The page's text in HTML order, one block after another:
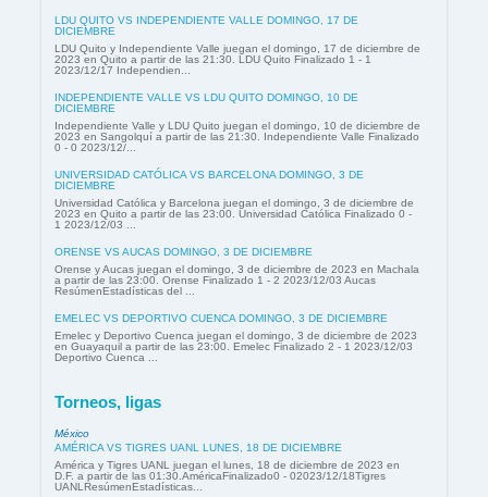
LDU QUITO VS INDEPENDIENTE VALLE DOMINGO, 17 DE
DICIEMBRE
LDU Quito y Independiente Valle juegan el domingo, 17 de diciembre de
2023 en Quito a partir de las 21:30. LDU Quito Finalizado 1 - 1
2023/12/17 Independien...
INDEPENDIENTE VALLE VS LDU QUITO DOMINGO, 10 DE
DICIEMBRE
Independiente Valle y LDU Quito juegan el domingo, 10 de diciembre de
2023 en Sangolquí a partir de las 21:30. Independiente Valle Finalizado
0 - 0 2023/12/...
UNIVERSIDAD CATÓLICA VS BARCELONA DOMINGO, 3 DE
DICIEMBRE
Universidad Católica y Barcelona juegan el domingo, 3 de diciembre de
2023 en Quito a partir de las 23:00. Universidad Católica Finalizado 0 -
1 2023/12/03 ...
ORENSE VS AUCAS DOMINGO, 3 DE DICIEMBRE
Orense y Aucas juegan el domingo, 3 de diciembre de 2023 en Machala
a partir de las 23:00. Orense Finalizado 1 - 2 2023/12/03 Aucas
ResúmenEstadísticas del ...
EMELEC VS DEPORTIVO CUENCA DOMINGO, 3 DE DICIEMBRE
Emelec y Deportivo Cuenca juegan el domingo, 3 de diciembre de 2023
en Guayaquil a partir de las 23:00. Emelec Finalizado 2 - 1 2023/12/03
Deportivo Cuenca ...
Torneos, ligas
México
AMÉRICA VS TIGRES UANL LUNES, 18 DE DICIEMBRE
América y Tigres UANL juegan el lunes, 18 de diciembre de 2023 en
D.F. a partir de las 01:30.AméricaFinalizado0 - 02023/12/18Tigres
UANLResúmenEstadísticas...